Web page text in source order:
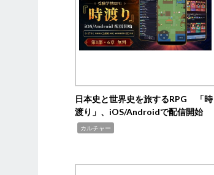
日本史と世界史を旅するRPG 「時
渡り」、iOS/Androidで配信開始
カルチャー